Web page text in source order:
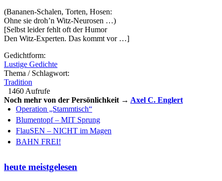
(Bananen-Schalen, Torten, Hosen:
Ohne sie droh’n Witz-Neurosen …)
[Selbst leider fehlt oft der Humor
Den Witz-Experten. Das kommt vor …]
Gedichtform:
Lustige Gedichte
Thema / Schlagwort:
Tradition
1460 Aufrufe
Noch mehr von der Persönlichkeit → Axel C. Englert
Operation „Stammtisch“
Blumentopf – MIT Sprung
FlauSEN – NICHT im Magen
BAHN FREI!
heute meistgelesen